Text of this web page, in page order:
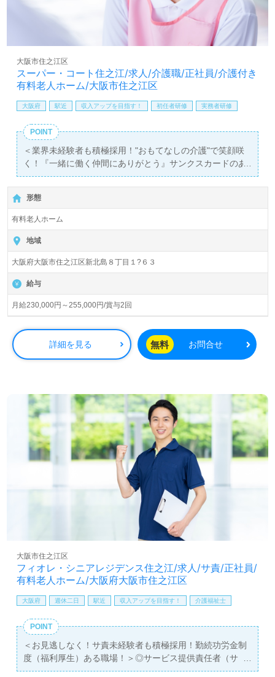
LINE、メール、お電話などご希望に応じてお問い合わせ/ご
相談可能です。転職相談、求人紹介、年収交渉など完全無
料サービスをご利用いただけます。＜非公開求人も取扱い
あり！＞"転職支援"のプロと一緒に転職活動！お問い合わ
スーパー・コート住之江/求人/介護職/正社員/介護付き
有料老人ホーム/大阪市住之江区
大阪市住之江区
大阪府 駅近 収入アップを目指す！ 初任者研修 実務者研修
POINT
＜業界未経験者も積極採用！"おもてなしの介護"で笑顔咲
く！『一緒に働く仲間にありがとう』サンクスカードのあ
る職場！＞
◎介護職/正社員募集◎【月給230,000円～255,000円/賞与
2回】＊初任者研修以上有資格者向け求人＊『平林駅』徒
歩6分。
入居定員60名（60室/全室個室）『スーパーコート住之
江』株式会社スーパー・コート（本社：大阪府大阪市）様
の運営です。従業員人数1,935名以上。大阪府、兵庫県、
京都府、奈良県に52施設の有料老人ホーム、高齢者向け住
設計/施工事業を展開されています。会社全体の取り組みの
ひとつ＜サンクスカード制度＞が人気。一緒に働く仲間
へ、日頃の感謝の気持ちを言葉にして伝えていらっしゃる
企業様です。
ぐに◎
看護助手や介護職経験のある方はもちろん、これから介護
職を目指される方も幅広く募集します。グループ企業/スー
パーホテル様で誕生した『こころからのおもてなし』を大
切に運営されています。『どんな時も支え合い、話し合え
る仲間』いつもどこかで、当たり前のように＊ありがとう
＊が溢れている事業所様です。一緒に働く仲間に『ありが
とう！』の気持ち伝える『サンクスカード』のあるカルチ
ャーもおすすめポイント！『ご利用者様におもてなしの
心、感謝の心で寄り添いたい』『働きがいを感じながら仕
事をしたい』『転職でキャリアチェンジを実現したい、施
設形態や環境を変えて仕事をしたい』等の方も大歓迎で
お問い合わせも遠慮なくお願いします。
【同時募集/積極採用エリア：大阪府、兵庫県、京都府、奈
良県】＊職種：介護職 ＊雇用形態：正社員 ＊資格：初
エントリー時にご希望エリアを担当コンサルタントへお伝
えください。詳細をご案内します。
全国の求人ご紹介！医療/福祉業界の正社員/パート求人探
形態
有料老人ホーム
地域
大阪府大阪市住之江区新北島８丁目１?６３
給与
月給230,000円～255,000円/賞与2回
詳細を見る 無料 お問合せ
フィオレ・シニアレジデンス住之江/求人/サ責/正社員/
有料老人ホーム/大阪府大阪市住之江区
大阪市住之江区
大阪府 週休二日 駅近 収入アップを目指す！ 介護福祉士
POINT
＜お見逃しなく！サ責未経験者も積極採用！勤続功労金制
度（福利厚生）ある職場！＞◎サービス提供責任者（サ
責）/正社員募集◎